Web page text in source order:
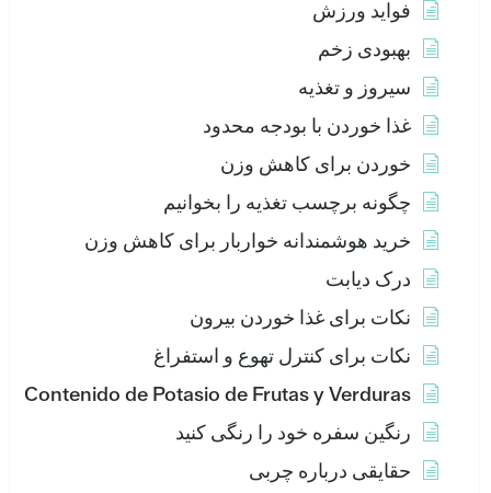
فواید ورزش
بهبودی زخم
سیروز و تغذیه
غذا خوردن با بودجه محدود
خوردن برای کاهش وزن
چگونه برچسب تغذیه را بخوانیم
خرید هوشمندانه خواربار برای کاهش وزن
درک دیابت
نکات برای غذا خوردن بیرون
نکات برای کنترل تهوع و استفراغ
Contenido de Potasio de Frutas y Verduras
رنگین سفره خود را رنگی کنید
حقایقی درباره چربی